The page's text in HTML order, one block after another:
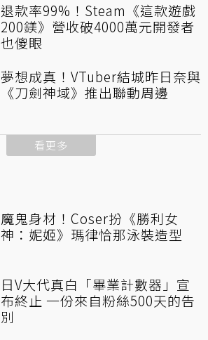
退款率99%！Steam《這款遊戲
200鎂》營收破4000萬元開發者
也傻眼
夢想成真！VTuber結城昨日奈與
《刀劍神域》推出聯動周邊
看更多
魔鬼身材！Coser扮《勝利女
神：妮姬》瑪律恰那泳裝造型
日V大代真白「畢業計數器」宣
布終止 一份來自粉絲500天的告
別